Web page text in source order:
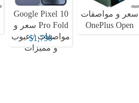
سعر و مواصفات
OnePlus Open
Google Pixel 10
Pro Fold سعر و
مواصفات / عيوب
و مميزات
$1,790